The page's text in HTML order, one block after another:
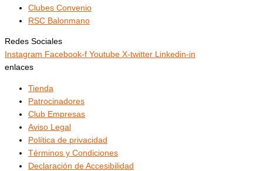
Clubes Convenio
RSC Balonmano
Redes Sociales
Instagram Facebook-f Youtube X-twitter Linkedin-in
enlaces
Tienda
Patrocinadores
Club Empresas
Aviso Legal
Política de privacidad
Términos y Condiciones
Declaración de Accesibilidad